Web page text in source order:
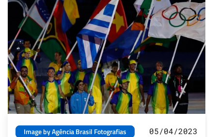
Image by Agência Brasil Fotografias 05/04/2023